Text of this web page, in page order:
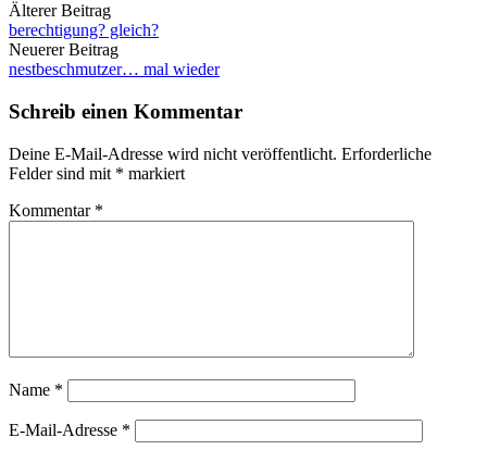
Älterer Beitrag
berechtigung? gleich?
Neuerer Beitrag
nestbeschmutzer… mal wieder
Schreib einen Kommentar
Deine E-Mail-Adresse wird nicht veröffentlicht. Erforderliche
Felder sind mit * markiert
Kommentar *
Name *
E-Mail-Adresse *